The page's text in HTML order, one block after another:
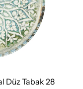
Düz Tabak 28